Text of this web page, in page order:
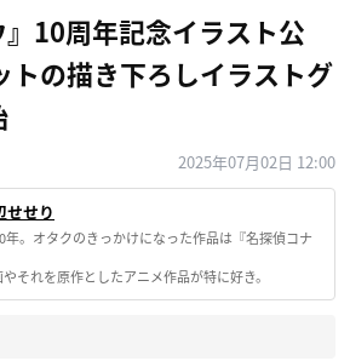
』10周年記念イラスト公
トの描き下ろしイラストグ
2025年07月02日 12:00
せせり
年。オタクのきっかけになった作品は『名探偵コナ
それを原作としたアニメ作品が特に好き。